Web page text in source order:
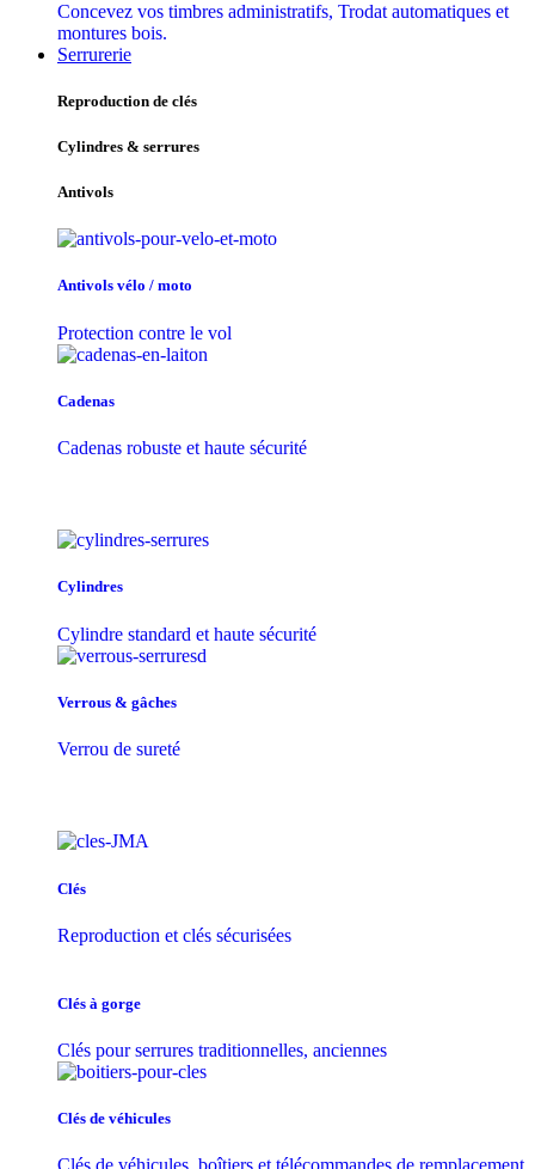
Concevez vos timbres administratifs, Trodat automatiques et
montures bois.
Serrurerie
Reproduction de clés
Cylindres & serrures
Antivols
Antivols vélo / moto
Protection contre le vol
Cadenas
Cadenas robuste et haute sécurité
Cylindres
Cylindre standard et haute sécurité
Verrous & gâches
Verrou de sureté
Clés
Reproduction et clés sécurisées
Clés à gorge
Clés pour serrures traditionnelles, anciennes
Clés de véhicules